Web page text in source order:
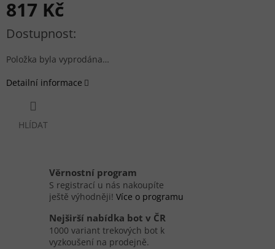
817 Kč
Měrná cena:
Položka byla vyprodána…
Detailní informace
HLÍDAT
Věrnostní program
S registrací u nás nakoupíte
ještě výhodněji! Více o programu
Nejširší nabídka bot v ČR
1000 variant trekových bot k
vyzkoušení na prodejně.